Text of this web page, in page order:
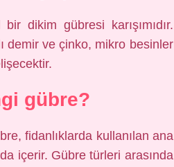
dikim gübresi karışımıdır.
demir ve çinko, mikro besinler
gübre?
fidanlıklarda kullanılan ana
içerir. Gübre türleri arasında